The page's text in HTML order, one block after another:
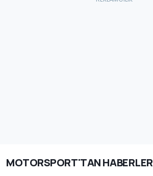
MOTORSPORT'TAN HABERLER